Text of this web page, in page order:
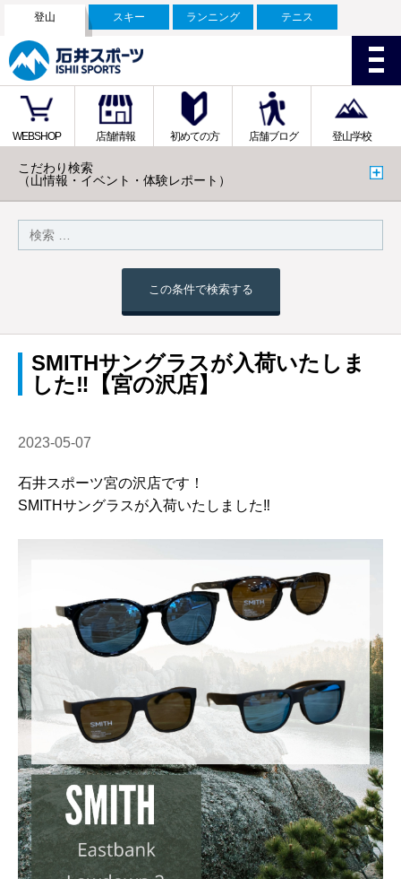
登山 スキー ランニング テニス
WEBSHOP 店舗情報 初めての方 店舗ブログ 登山学校
こだわり検索
（山情報・イベント・体験レポート）
この条件で検索する
SMITHサングラスが入荷いたしま
した‼️【宮の沢店】
2023-05-07
石井スポーツ宮の沢店です！
SMITHサングラスが入荷いたしました‼️